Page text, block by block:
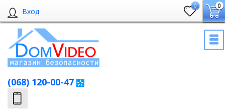
Вход
0 0
(068) 120-00-47